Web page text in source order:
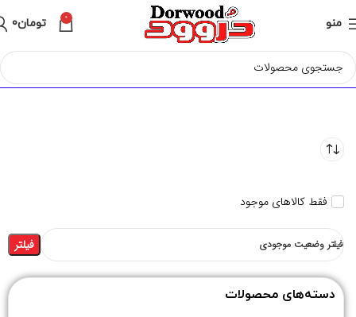
منو 0 تومان0
فقط کالاهای موجود
فیلتر وضعیت موجودی فیلتر
دسته‌های محصولات